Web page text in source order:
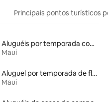
Principais pontos turísticos
Aluguéis por temporada com sauna
Maui
Aluguel por temporada de flats
Maui